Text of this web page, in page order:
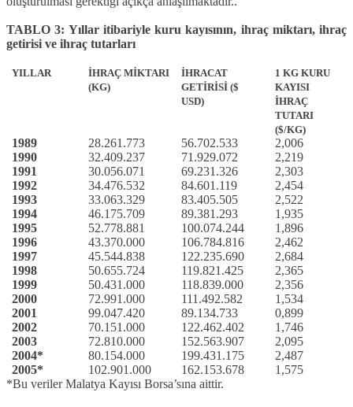
TABLO 3: Yıllar itibariyle kuru kayısının, ihraç miktarı, ihraç
getirisi ve ihraç tutarları
YILLAR
İHRAÇ MİKTARI
(KG)
İHRACAT
GETİRİSİ ($
USD)
1 KG KURU
KAYISI
İHRAÇ
TUTARI
($/KG)
1989 28.261.773 56.702.533
2,006
1990
32.409.237 71.929.072
2,219
1991
30.056.071 69.231.326
2,303
1992
34.476.532 84.601.119
2,454
1993
33.063.329 83.405.505
2,522
1994
46.175.709 89.381.293
1,935
1995
52.778.881 100.074.244
1,896
1996
43.370.000 106.784.816
2,462
1997
45.544.838 122.235.690
2,684
1998
50.655.724 119.821.425
2,365
1999
50.431.000 118.839.000
2,356
2000
72.991.000 111.492.582
1,534
2001
99.047.420 89.134.733
0,899
2002
70.151.000 122.462.402
1,746
2003
72.810.000 152.563.907
2,095
2004*
80.154.000 199.431.175
2,487
2005*
102.901.000 162.153.678
1,575
*Bu veriler Malatya Kayısı Borsa’sına aittir.